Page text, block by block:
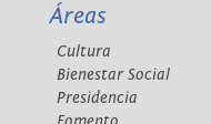
Áreas
Cultura
Bienestar Social
Presidencia